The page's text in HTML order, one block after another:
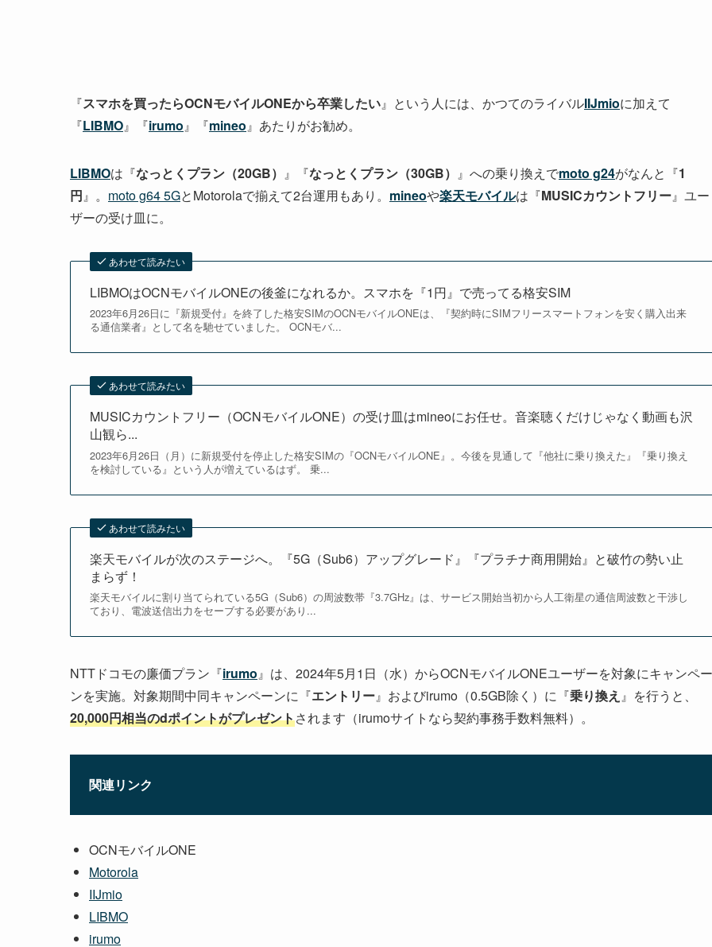
『スマホを買ったらOCNモバイルONEから卒業したい』という人には、かつてのライバルIIJmioに加えて
『LIBMO』『irumo』『mineo』あたりがお勧め。
LIBMOは『なっとくプラン（20GB） 』『なっとくプラン（30GB） 』への乗り換えでmoto g24がなんと『1
円』。 moto g64 5GとMotorolaで揃えて2台運用もあり。 mineoや楽天モバイルは『MUSICカウントフリー』ユー
ザーの受け皿に。
あわせて読みたい
LIBMOはOCNモバイルONEの後釜になれるか。スマホを『1円』で売ってる格安SIM
2023年6月26日に『新規受付』を終了した格安SIMのOCNモバイルONEは、『契約時にSIMフリースマートフォンを安く購入出来
る通信業者』として名を馳せていました。 OCNモバ...
あわせて読みたい
MUSICカウントフリー（OCNモバイルONE）の受け皿はmineoにお任せ。音楽聴くだけじゃなく動画も沢
山観ら...
2023年6月26日（月）に新規受付を停止した格安SIMの『OCNモバイルONE』。今後を見通して『他社に乗り換えた』『乗り換え
を検討している』という人が増えているはず。 乗...
あわせて読みたい
楽天モバイルが次のステージへ。『5G（Sub6）アップグレード』『プラチナ商用開始』と破竹の勢い止
まらず！
楽天モバイルに割り当てられている5G（Sub6）の周波数帯『3.7GHz』は、サービス開始当初から人工衛星の通信周波数と干渉し
ており、電波送信出力をセーブする必要があり...
NTTドコモの廉価プラン『irumo』は、2024年5月1日（水）からOCNモバイルONEユーザーを対象にキャンペー
ンを実施。対象期間中同キャンペーンに『エントリー』およびirumo（0.5GB除く）に『乗り換え 』を行うと、
20,000円相当のdポイントがプレゼントされます（irumoサイトなら契約事務手数料無料）。
関連リンク
OCNモバイルONE
Motorola
IIJmio
LIBMO
irumo